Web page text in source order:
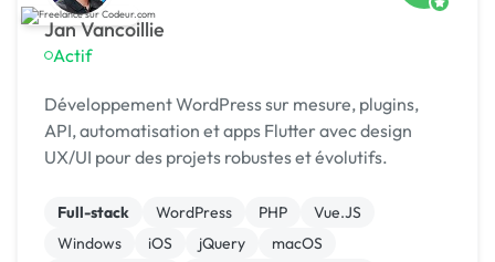
Jan Vancoillie
Actif
Développement WordPress sur mesure, plugins,
API, automatisation et apps Flutter avec design
UX/UI pour des projets robustes et évolutifs.
Full-stack WordPress PHP
Vue.JS
Windows
iOS jQuery
macOS